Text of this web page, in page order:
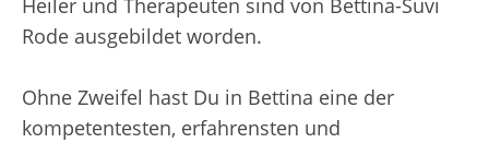
Heiler und Therapeuten sind von Bettina-Suvi
Rode ausgebildet worden.
Ohne Zweifel hast Du in Bettina eine der
kompetentesten, erfahrensten und